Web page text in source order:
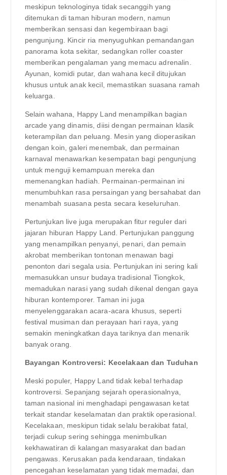
meskipun teknologinya tidak secanggih yang
ditemukan di taman hiburan modern, namun
memberikan sensasi dan kegembiraan bagi
pengunjung. Kincir ria menyuguhkan pemandangan
panorama kota sekitar, sedangkan roller coaster
memberikan pengalaman yang memacu adrenalin.
Ayunan, komidi putar, dan wahana kecil ditujukan
khusus untuk anak kecil, memastikan suasana ramah
keluarga.
Selain wahana, Happy Land menampilkan bagian
arcade yang dinamis, diisi dengan permainan klasik
keterampilan dan peluang. Mesin yang dioperasikan
dengan koin, galeri menembak, dan permainan
karnaval menawarkan kesempatan bagi pengunjung
untuk menguji kemampuan mereka dan
memenangkan hadiah. Permainan-permainan ini
menumbuhkan rasa persaingan yang bersahabat dan
menambah suasana pesta secara keseluruhan.
Pertunjukan live juga merupakan fitur reguler dari
jajaran hiburan Happy Land. Pertunjukan panggung
yang menampilkan penyanyi, penari, dan pemain
akrobat memberikan tontonan menawan bagi
penonton dari segala usia. Pertunjukan ini sering kali
memasukkan unsur budaya tradisional Tiongkok,
memadukan narasi yang sudah dikenal dengan gaya
hiburan kontemporer. Taman ini juga
menyelenggarakan acara-acara khusus, seperti
festival musiman dan perayaan hari raya, yang
semakin meningkatkan daya tariknya dan menarik
banyak orang.
Bayangan Kontroversi: Kecelakaan dan Tuduhan
Meski populer, Happy Land tidak kebal terhadap
kontroversi. Sepanjang sejarah operasionalnya,
taman nasional ini menghadapi pengawasan ketat
terkait standar keselamatan dan praktik operasional.
Kecelakaan, meskipun tidak selalu berakibat fatal,
terjadi cukup sering sehingga menimbulkan
kekhawatiran di kalangan masyarakat dan badan
pengawas. Kerusakan pada kendaraan, tindakan
pencegahan keselamatan yang tidak memadai, dan